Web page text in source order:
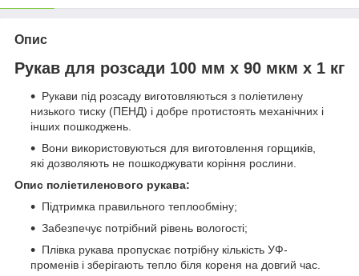
Опис
Рукав для розсади 100 мм х 90 мкм х 1 кг
Рукави під розсаду виготовляються з поліетилену
низького тиску (ПЕНД) і добре протистоять механічних і
інших пошкоджень.
Вони використовуються для виготовлення горщиків,
які дозволяють не пошкоджувати коріння рослини.
Опис поліетиленового рукава:
Підтримка правильного теплообміну;
Забезпечує потрібний рівень вологості;
Плівка рукава пропускає потрібну кількість УФ-
променів і зберігають тепло біля кореня на довгий час.